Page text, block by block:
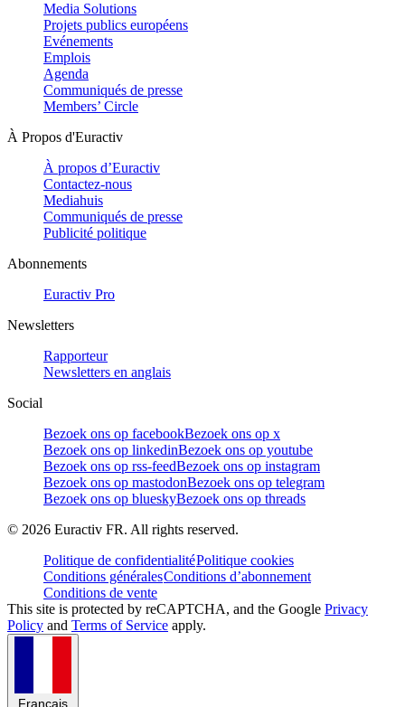
Media Solutions
Projets publics européens
Evénements
Emplois
Agenda
Communiqués de presse
Members’ Circle
À Propos d'Euractiv
À propos d’Euractiv
Contactez-nous
Mediahuis
Communiqués de presse
Publicité politique
Abonnements
Euractiv Pro
Newsletters
Rapporteur
Newsletters en anglais
Social
Bezoek ons op facebookBezoek ons op x
Bezoek ons op linkedinBezoek ons op youtube
Bezoek ons op rss-feedBezoek ons op instagram
Bezoek ons op mastodonBezoek ons op telegram
Bezoek ons op blueskyBezoek ons op threads
© 2026 Euractiv FR. All rights reserved.
Politique de confidentialitéPolitique cookies
Conditions généralesConditions d’abonnement
Conditions de vente
This site is protected by reCAPTCHA, and the Google Privacy
Policy and Terms of Service apply.
Français